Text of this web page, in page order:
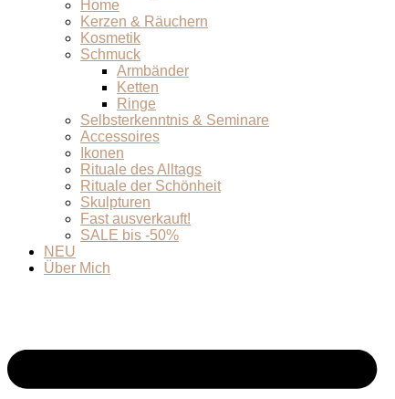
Home
Kerzen & Räuchern
Kosmetik
Schmuck
Armbänder
Ketten
Ringe
Selbsterkenntnis & Seminare
Accessoires
Ikonen
Rituale des Alltags
Rituale der Schönheit
Skulpturen
Fast ausverkauft!
SALE bis -50%
NEU
Über Mich